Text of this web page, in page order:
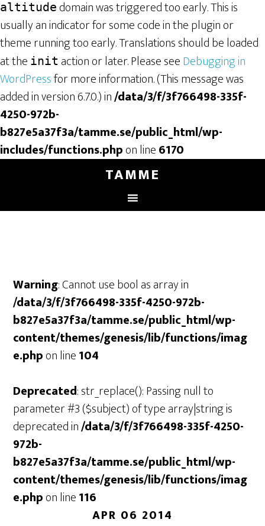
altitude domain was triggered too early. This is
usually an indicator for some code in the plugin or
theme running too early. Translations should be loaded
at the init action or later. Please seeDebugging in
WordPressfor more information. (This message was
added in version 6.7.0.) in/data/3/f/3f766498-335f-
4250-972b-
b827e5a37f3a/tamme.se/public_html/wp-
includes/functions.phpon line6170
TAMME
Warning: Cannot use bool as array in
/data/3/f/3f766498-335f-4250-972b-
b827e5a37f3a/tamme.se/public_html/wp-
content/themes/genesis/lib/functions/imag
e.phpon line104
Deprecated: str_replace(): Passing null to
parameter #3 ($subject) of type array|string is
deprecated in/data/3/f/3f766498-335f-4250-
972b-
b827e5a37f3a/tamme.se/public_html/wp-
content/themes/genesis/lib/functions/imag
e.phpon line116
APR 06 2014